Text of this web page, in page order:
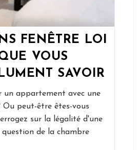
FENÊTRE LOI
VOUS
SAVOIR
un appartement avec une
peut-être êtes-vous
sur la légalité d'une
de la chambre